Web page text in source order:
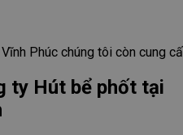
Phúc chúng tôi còn cung
ty Hút bể phốt tại